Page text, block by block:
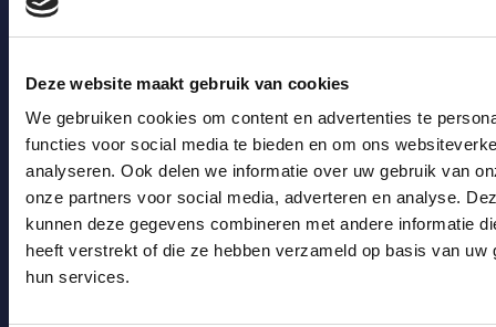
Deze website maakt gebruik van cookies
We gebruiken cookies om content en advertenties te
functies voor social media te bieden en om ons
analyseren. Ook delen we informatie over uw gebruik van
onze partners voor social media, adverteren en analyse.
kunnen deze gegevens combineren met andere informatie
heeft verstrekt of die ze hebben verzameld op basis van uw
hun services.